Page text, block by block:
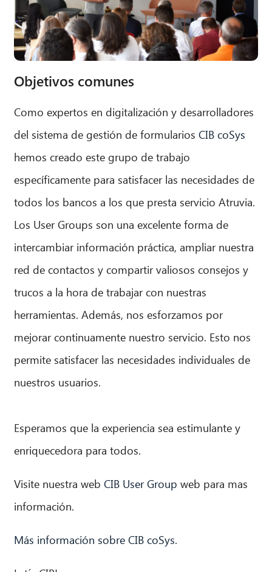
Objetivos comunes
Como expertos en digitalización y desarrolladores
del sistema de gestión de formulariosCIB coSys
hemos creado este grupo de trabajo
específicamente para satisfacer las necesidades de
todos los bancos a los que presta servicio Atruvia.
Los User Groups son una excelente forma de
intercambiar información práctica, ampliar nuestra
red de contactos y compartir valiosos consejos y
trucos a la hora de trabajar con nuestras
herramientas. Además, nos esforzamos por
mejorar continuamente nuestro servicio. Esto nos
permite satisfacer las necesidades individuales de
nuestros usuarios.
Esperamos que la experiencia sea estimulante y
enriquecedora para todos.
Visite nuestra webCIB User Group web para mas
información.
Más información sobre CIB coSys.